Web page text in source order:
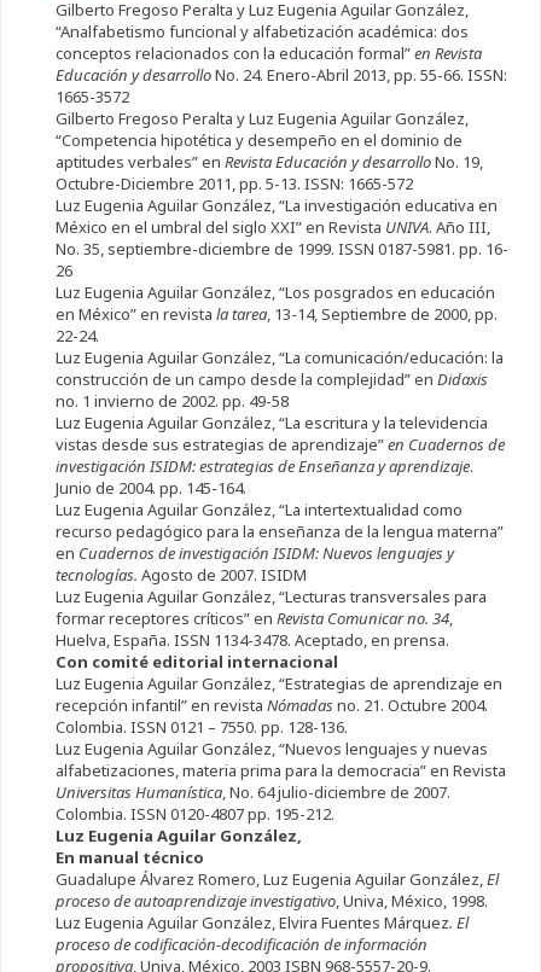
Gilberto Fregoso Peralta y Luz Eugenia Aguilar González,
“Analfabetismo funcional y alfabetización académica: dos
conceptos relacionados con la educación formal”en Revista
Educación y desarrolloNo. 24. Enero-Abril 2013, pp. 55-66. ISSN:
1665-3572
Gilberto Fregoso Peralta y Luz Eugenia Aguilar González,
“Competencia hipotética y desempeño en el dominio de
aptitudes verbales” en Revista Educación y desarrolloNo. 19,
Octubre-Diciembre 2011, pp. 5-13. ISSN: 1665-572
Luz Eugenia Aguilar González, “La investigación educativa en
México en el umbral del siglo XXI” en Revista UNIVA. Año III,
No. 35, septiembre-diciembre de 1999. ISSN 0187-5981. pp. 16-
26
Luz Eugenia Aguilar González, “Los posgrados en educación
en México” en revista la tarea, 13-14, Septiembre de 2000, pp.
22-24.
Luz Eugenia Aguilar González, “La comunicación/educación: la
construcción de un campo desde la complejidad” en Didaxis
no. 1 invierno de 2002. pp. 49-58
Luz Eugenia Aguilar González, “La escritura y la televidencia
vistas desde sus estrategias de aprendizaje”en Cuadernos de
investigación ISIDM: estrategias de Enseñanza y aprendizaje.
Junio de 2004. pp. 145-164.
Luz Eugenia Aguilar González, “La intertextualidad como
recurso pedagógico para la enseñanza de la lengua materna”
en Cuadernos de investigación ISIDM: Nuevos lenguajes y
tecnologías. Agosto de 2007. ISIDM
Luz Eugenia Aguilar González, “Lecturas transversales para
formar receptores críticos” en Revista Comunicar no. 34,
Huelva, España. ISSN 1134-3478. Aceptado, en prensa.
Con comité editorial internacional
Luz Eugenia Aguilar González, “Estrategias de aprendizaje en
recepción infantil” en revista Nómadasno. 21. Octubre 2004.
Colombia. ISSN 0121 – 7550. pp. 128-136.
Luz Eugenia Aguilar González, “Nuevos lenguajes y nuevas
alfabetizaciones, materia prima para la democracia” en Revista
Universitas Humanística, No. 64 julio-diciembre de 2007.
Colombia. ISSN 0120-4807 pp. 195-212.
Luz Eugenia Aguilar González,
En manual técnico
Guadalupe Álvarez Romero, Luz Eugenia Aguilar González,El
proceso de autoaprendizaje investigativo, Univa, México, 1998.
Luz Eugenia Aguilar González, Elvira Fuentes Márquez. El
proceso de codificación-decodificación de información
propositiva, Univa, México, 2003 ISBN 968-5557-20-9.